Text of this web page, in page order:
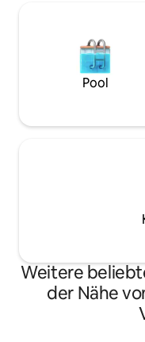
Pool
Weitere
der Nähe